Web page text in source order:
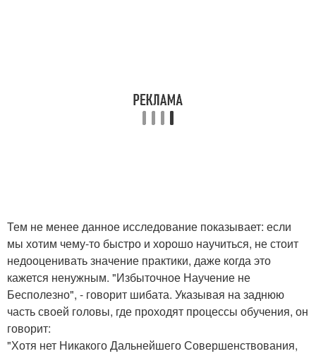
Тем не менее данное исследование показывает: если
мы хотим чему-то быстро и хорошо научиться, не стоит
недооценивать значение практики, даже когда это
кажется ненужным. "Избыточное Научение не
Бесполезно", - говорит шибата. Указывая на заднюю
часть своей головы, где проходят процессы обучения, он
говорит:
"Хотя нет Никакого Дальнейшего Совершенствования,